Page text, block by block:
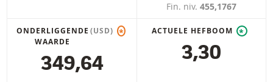
Fin. niv. 455,1767
ONDERLIGGENDE
WAARDE
(USD) *
349,64
ACTUELE HEFBOOM *
3,30